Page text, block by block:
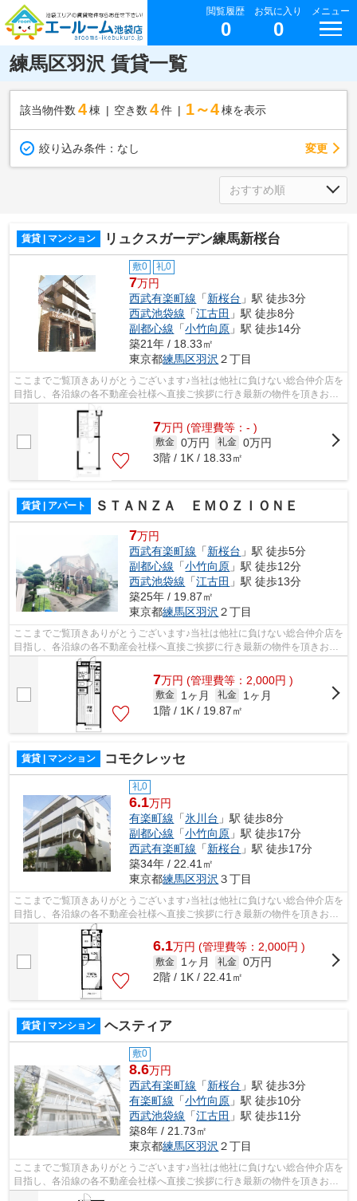
閲覧履歴
0
お気に入り
0
メニュー
練馬区羽沢 賃貸一覧
該当物件数 4棟 空き数 4 件 1～4 棟を表示
絞り込み条件： なし 変更
賃貸 | マンション リュクスガーデン練馬新桜台
敷0 礼0
7万円
西武有楽町線 「新桜台 」駅 徒歩3分
西武池袋線 「江古田 」駅 徒歩8分
副都心線 「小竹向原 」駅 徒歩14分
築21年 / 18.33㎡
東京都練馬区羽沢 ２丁目
ここまでご覧頂きありがとうございます♪当社は他社に負けない総合仲介店を
目指し、各沿線の各不動産会社様へ直接ご挨拶に行き最新の物件を頂きお客
様へ提供しております！最新の情報は...
7万円 (管理費等：- )
敷金 0万円 礼金 0万円
3階 / 1K / 18.33㎡
賃貸 | アパート ＳＴＡＮＺＡ ＥＭＯＺＩＯＮＥ
7万円
西武有楽町線 「新桜台 」駅 徒歩5分
副都心線 「小竹向原 」駅 徒歩12分
西武池袋線 「江古田 」駅 徒歩13分
築25年 / 19.87㎡
東京都練馬区羽沢 ２丁目
ここまでご覧頂きありがとうございます♪当社は他社に負けない総合仲介店を
目指し、各沿線の各不動産会社様へ直接ご挨拶に行き最新の物件を頂きお客
様へ提供しております！最新の情報は...
7万円 (管理費等：2,000円 )
敷金 1ヶ月 礼金
1ヶ月
1階 / 1K / 19.87㎡
賃貸 | マンション コモクレッセ
礼0
6.1万円
有楽町線 「氷川台 」駅 徒歩8分
副都心線 「小竹向原 」駅 徒歩17分
西武有楽町線 「新桜台 」駅 徒歩17分
築34年 / 22.41㎡
東京都練馬区羽沢 ３丁目
ここまでご覧頂きありがとうございます♪当社は他社に負けない総合仲介店を
目指し、各沿線の各不動産会社様へ直接ご挨拶に行き最新の物件を頂きお客
様へ提供しております！最新の情報は...
6.1万円 (管理費等：2,000円 )
敷金 1ヶ月 礼金 0万円
2階 / 1K / 22.41㎡
賃貸 | マンション ヘスティア
敷0
8.6万円
西武有楽町線 「新桜台 」駅 徒歩3分
有楽町線 「小竹向原 」駅 徒歩10分
西武池袋線 「江古田 」駅 徒歩11分
築8年 / 21.73㎡
東京都練馬区羽沢 ２丁目
ここまでご覧頂きありがとうございます♪当社は他社に負けない総合仲介店を
目指し、各沿線の各不動産会社様へ直接ご挨拶に行き最新の物件を頂きお客
様へ提供しております！最新の情報は...